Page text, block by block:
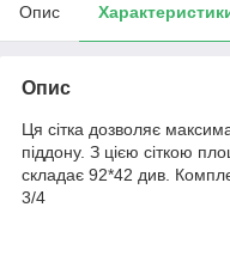
Опис
Опис
Ця сітка дозволяє
піддону. З цією сіткою
складає 92*42 див.
3/4